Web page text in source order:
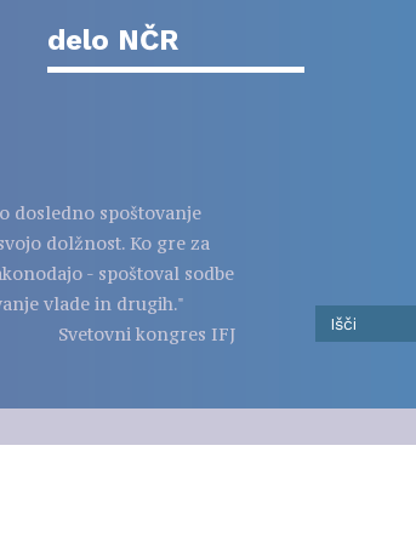
delo NČR
dosledno spoštovanje
dolžnost. Ko gre za
- spoštoval sodbe
vlade in drugih."
Svetovni kongres IFJ